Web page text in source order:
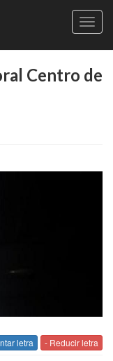
Centro de
letra - Reducir letra